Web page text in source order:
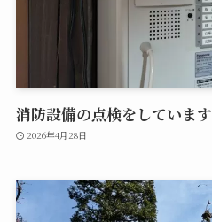
消防設備の点検をしています
2026年4月28日